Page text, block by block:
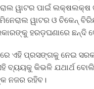
ୱାଟର ପାଇଁ
ୱାଟର ଓ ଚିକେନ୍
ହରଡ଼ଘଣାରେ ଛନ୍ଦି
ଏହି ପ୍ରସଙ୍ଗକୁ ନେଇ
ବ୍ୟୟକୁ କିଭଳି ଯଥାର୍ଥ ବୋଲି
ନଜର ରହିବ।